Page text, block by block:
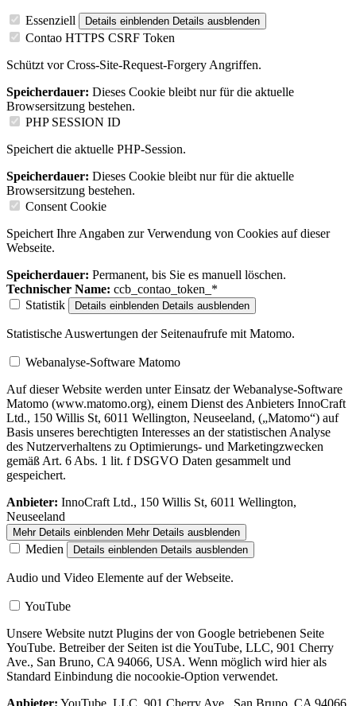
Essenziell Details einblenden Details ausblenden
Contao HTTPS CSRF Token
Schützt vor Cross-Site-Request-Forgery Angriffen.
Speicherdauer: Dieses Cookie bleibt nur für die aktuelle
Browsersitzung bestehen.
PHP SESSION ID
Speichert die aktuelle PHP-Session.
Speicherdauer: Dieses Cookie bleibt nur für die aktuelle
Browsersitzung bestehen.
Consent Cookie
Speichert Ihre Angaben zur Verwendung von Cookies auf dieser
Webseite.
Speicherdauer: Permanent, bis Sie es manuell löschen.
Technischer Name: ccb_contao_token_*
Statistik
Details einblenden Details ausblenden
Statistische Auswertungen der Seitenaufrufe mit Matomo.
Webanalyse-Software Matomo
Auf dieser Website werden unter Einsatz der Webanalyse-Software
Matomo (www.matomo.org), einem Dienst des Anbieters InnoCraft
Ltd., 150 Willis St, 6011 Wellington, Neuseeland, („Matomo“) auf
Basis unseres berechtigten Interesses an der statistischen Analyse
des Nutzerverhaltens zu Optimierungs- und Marketingzwecken
gemäß Art. 6 Abs. 1 lit. f DSGVO Daten gesammelt und
gespeichert.
Anbieter: InnoCraft Ltd., 150 Willis St, 6011 Wellington,
Neuseeland
Mehr Details einblenden Mehr Details ausblenden
Medien Details einblenden Details ausblenden
Audio und Video Elemente auf der Webseite.
YouTube
Unsere Website nutzt Plugins der von Google betriebenen Seite
YouTube. Betreiber der Seiten ist die YouTube, LLC, 901 Cherry
Ave., San Bruno, CA 94066, USA. Wenn möglich wird hier als
Standard Einbindung die nocookie-Option verwendet.